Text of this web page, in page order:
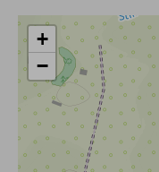
+
−